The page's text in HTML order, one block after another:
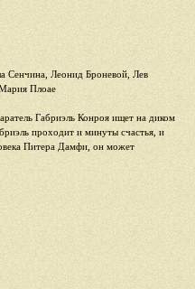
Сенчина, Леонид Броневой, Лев
Плоае
Габриэль Конроя ищет на диком
проходит и минуты счастья, и
Питера Дамфи, он может